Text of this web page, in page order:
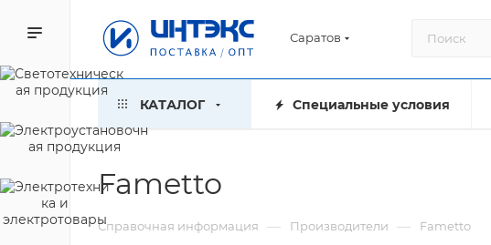
Саратов
КАТАЛОГ Специальные условия
Fametto
Справочная информация — Производители — Fametto